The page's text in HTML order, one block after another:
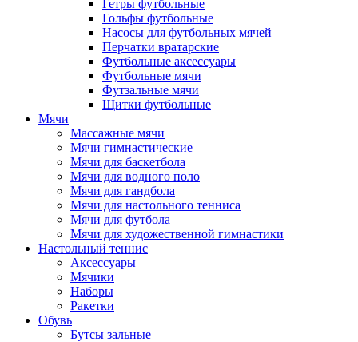
Гетры футбольные
Гольфы футбольные
Насосы для футбольных мячей
Перчатки вратарские
Футбольные аксессуары
Футбольные мячи
Футзальные мячи
Щитки футбольные
Мячи
Массажные мячи
Мячи гимнастические
Мячи для баскетбола
Мячи для водного поло
Мячи для гандбола
Мячи для настольного тенниса
Мячи для футбола
Мячи для художественной гимнастики
Настольный теннис
Аксессуары
Мячики
Наборы
Ракетки
Обувь
Бутсы зальные